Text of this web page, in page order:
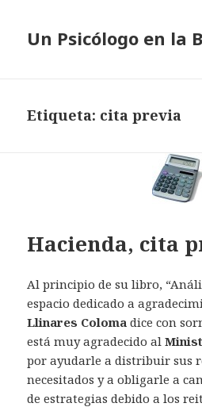
Un Psicólogo en la
Etiqueta: cita previa
Hacienda, cita
Al principio de su libro,
espacio dedicado a
Llinares Coloma dice con
está muy agradecido al
por ayudarle a distribuir sus
necesitados y a obligarle a
de estrategias debido a los